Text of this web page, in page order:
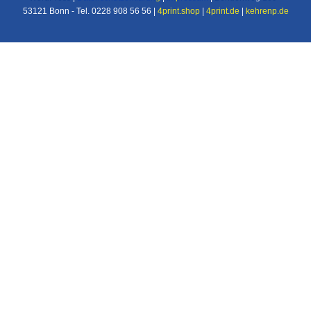
53121 Bonn - Tel. 0228 908 56 56 | 4print.shop| 4print.de kehrenp.de